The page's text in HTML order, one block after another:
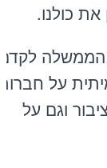
כולנו.
הממשלה
על
וגם על